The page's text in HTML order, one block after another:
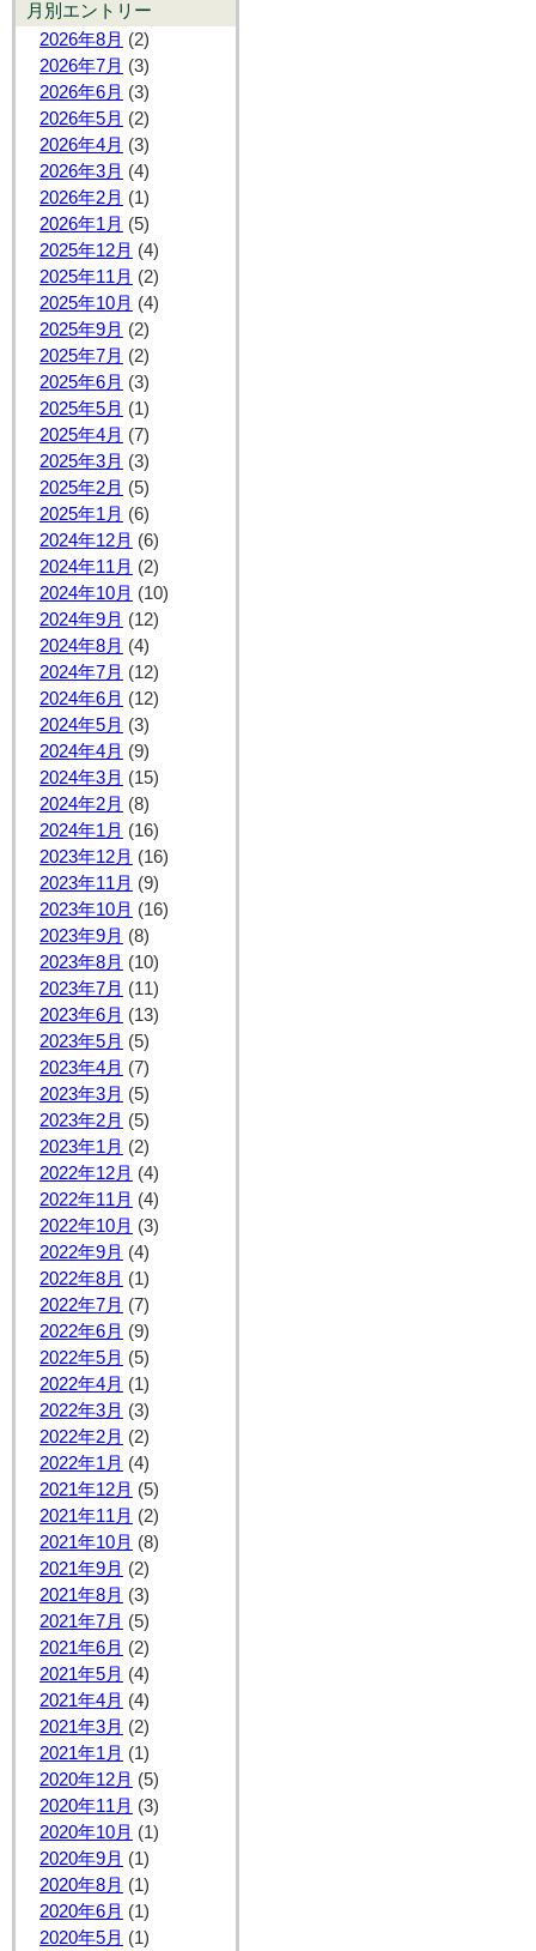
月別エントリー
2026年8月 (2)
2026年7月 (3)
2026年6月 (3)
2026年5月 (2)
2026年4月 (3)
2026年3月 (4)
2026年2月 (1)
2026年1月 (5)
2025年12月 (4)
2025年11月 (2)
2025年10月 (4)
2025年9月 (2)
2025年7月 (2)
2025年6月 (3)
2025年5月 (1)
2025年4月 (7)
2025年3月 (3)
2025年2月 (5)
2025年1月 (6)
2024年12月 (6)
2024年11月 (2)
2024年10月 (10)
2024年9月 (12)
2024年8月 (4)
2024年7月 (12)
2024年6月 (12)
2024年5月 (3)
2024年4月 (9)
2024年3月 (15)
2024年2月 (8)
2024年1月 (16)
2023年12月 (16)
2023年11月 (9)
2023年10月 (16)
2023年9月 (8)
2023年8月 (10)
2023年7月 (11)
2023年6月 (13)
2023年5月 (5)
2023年4月 (7)
2023年3月 (5)
2023年2月 (5)
2023年1月 (2)
2022年12月 (4)
2022年11月 (4)
2022年10月 (3)
2022年9月 (4)
2022年8月 (1)
2022年7月 (7)
2022年6月 (9)
2022年5月 (5)
2022年4月 (1)
2022年3月 (3)
2022年2月 (2)
2022年1月 (4)
2021年12月 (5)
2021年11月 (2)
2021年10月 (8)
2021年9月 (2)
2021年8月 (3)
2021年7月 (5)
2021年6月 (2)
2021年5月 (4)
2021年4月 (4)
2021年3月 (2)
2021年1月 (1)
2020年12月 (5)
2020年11月 (3)
2020年10月 (1)
2020年9月 (1)
2020年8月 (1)
2020年6月 (1)
2020年5月 (1)